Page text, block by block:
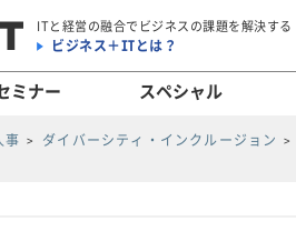
ITと経営の融合でビジネスの課題を解決する
ビジネス＋ITとは？
ミナー スペシャル
事 ダイバーシティ・インクルージョン